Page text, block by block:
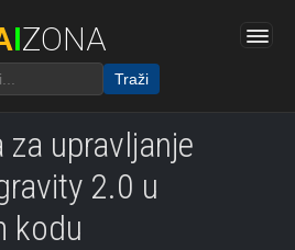
IZONA
Traži
upravljanje
2.0 u
kodu